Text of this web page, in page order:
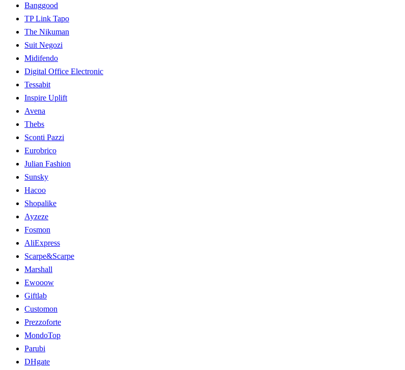
Banggood
TP Link Tapo
The Nikuman
Suit Negozi
Midifendo
Digital Office Electronic
Tessabit
Inspire Uplift
Avena
Thebs
Sconti Pazzi
Eurobrico
Julian Fashion
Sunsky
Hacoo
Shopalike
Ayzeze
Fosmon
AliExpress
Scarpe&Scarpe
Marshall
Ewooow
Giftlab
Customon
Prezzoforte
MondoTop
Parubi
DHgate